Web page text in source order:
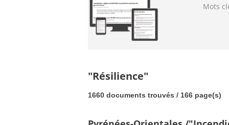
Mots
"Résilience"
1660 documents trouvés / 166 page(s)